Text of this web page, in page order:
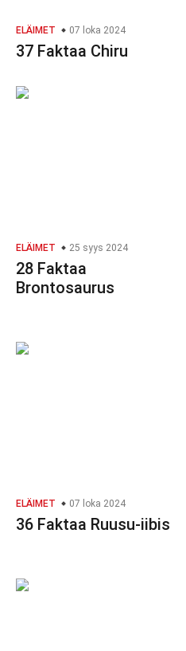
ELÄIMET 07 loka 2024
37 Faktaa Chiru
ELÄIMET 25 syys 2024
28 Faktaa
Brontosaurus
ELÄIMET 07 loka 2024
36 Faktaa Ruusu-iibis